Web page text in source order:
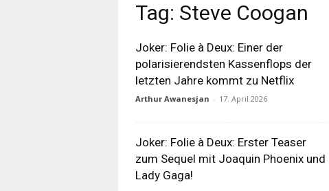
Tag: Steve Coogan
Joker: Folie à Deux: Einer der
polarisierendsten Kassenflops der
letzten Jahre kommt zu Netflix
Arthur Awanesjan - 17. April 2026
Joker: Folie à Deux: Erster Teaser
zum Sequel mit Joaquin Phoenix und
Lady Gaga!